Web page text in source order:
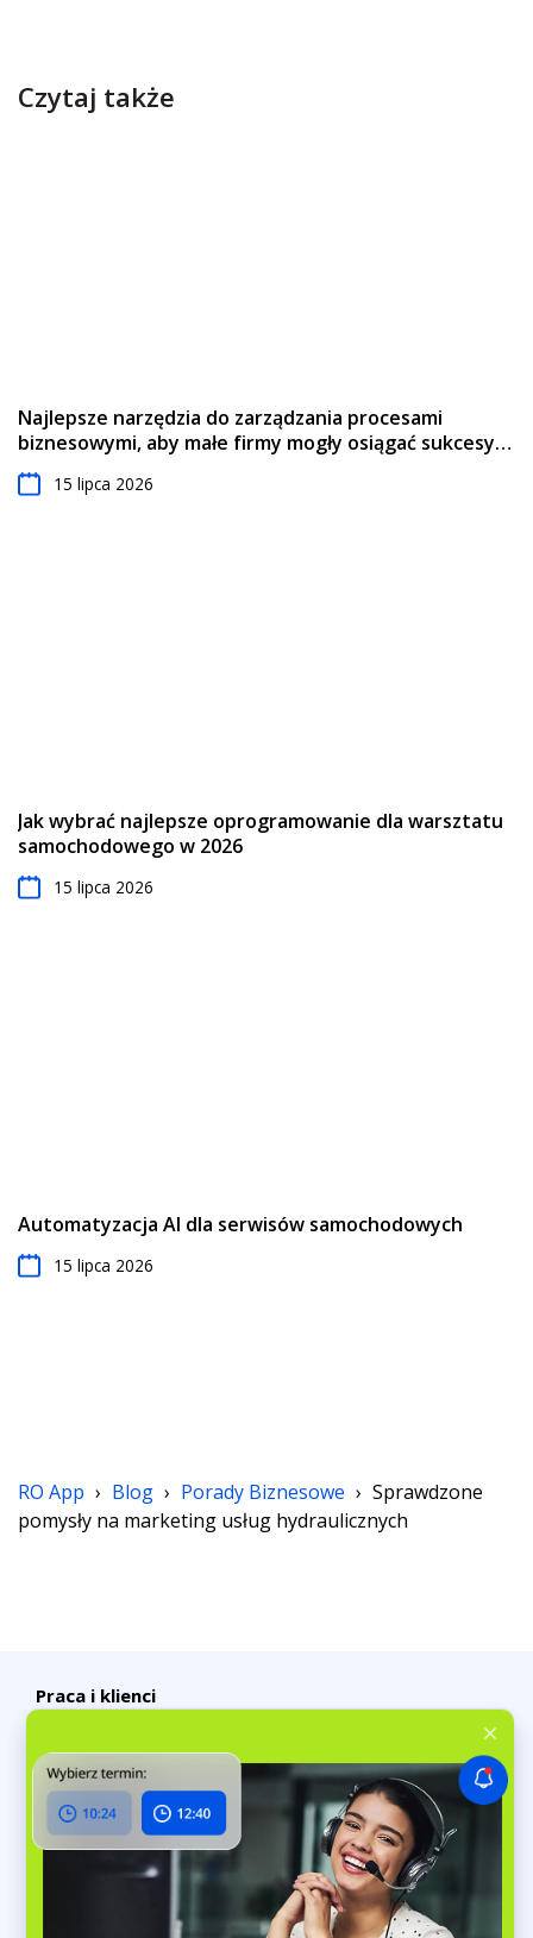
Czytaj także
Najlepsze narzędzia do zarządzania procesami
biznesowymi, aby małe firmy mogły osiągać sukcesy w
...
15 lipca 2026
Jak wybrać najlepsze oprogramowanie dla warsztatu
samochodowego w 2026
15 lipca 2026
Automatyzacja AI dla serwisów samochodowych
15 lipca 2026
RO App › Blog › Porady Biznesowe › Sprawdzone
pomysły na marketing usług hydraulicznych
Praca i klienci
Planowanie zleceń
Obsługa klientów
Czat i media społecznościowe